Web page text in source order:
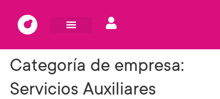
Categoría de empresa:
Servicios Auxiliares